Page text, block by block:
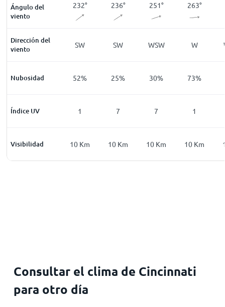
Ángulo del
viento
205 232° 236° 251° 263°
Dirección del
viento
SSW SW SW WSW W
Nubosidad
34% 52% 25% 30% 73%
Índice UV 1 7 7 1
Visibilidad
Km 2Km 10 Km 10 Km 10 Km 10 Km
Consultar el clima de Cincinnati
para otro día